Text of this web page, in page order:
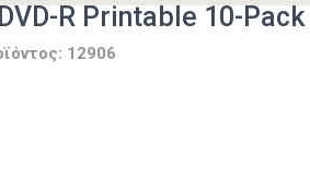
R Printable 10-
12906